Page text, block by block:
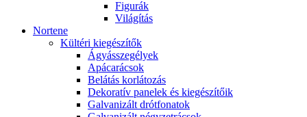
Figurák
Világítás
Nortene
Kültéri kiegészítők
Ágyásszegélyek
Apácarácsok
Belátás korlátozás
Dekoratív panelek és kiegészítőik
Galvanizált drótfonatok